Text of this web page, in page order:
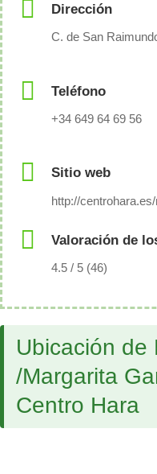
Dirección
C. de San
Teléfono
+34 649 64 69 56
Sitio web
http://
Valoración de
4.5 / 5 (46)
Ubicación de
/Margarita
Centro Hara